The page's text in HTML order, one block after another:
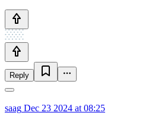
Reply
saag Dec 23 2024 at 08:25